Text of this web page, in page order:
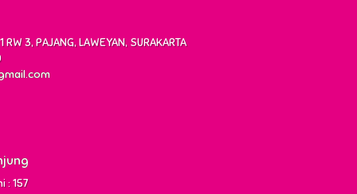
RW 3, PAJANG, LAWEYAN, SURAKARTA
: 157